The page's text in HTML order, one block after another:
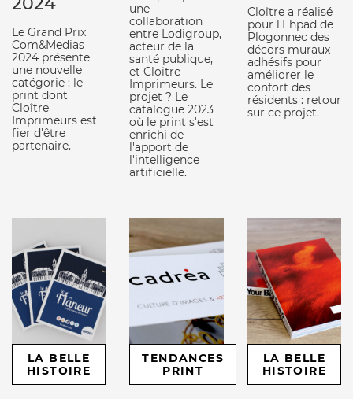
Le Grand Prix
Com&Medias
2024 présente
une nouvelle
catégorie : le
print dont
Cloître
Imprimeurs est
fier d'être
partenaire.
une
collaboration
entre Lodigroup,
acteur de la
santé publique,
et Cloître
Imprimeurs. Le
projet ? Le
catalogue 2023
où le print s'est
enrichi de
l'apport de
l'intelligence
artificielle.
Cloître a réalisé
pour l'Ehpad de
Plogonnec des
décors muraux
adhésifs pour
améliorer le
confort des
résidents : retour
sur ce projet.
LA BELLE
HISTOIRE
TENDANCES
PRINT
LA BELLE
HISTOIRE